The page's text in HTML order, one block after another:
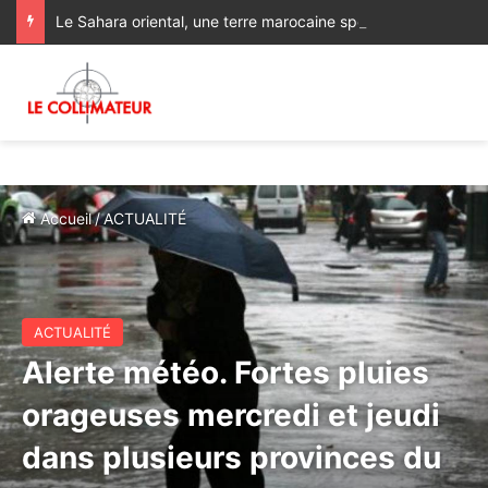
Accueil/ACTUALITÉ
ACTUALITÉ
Alerte météo. Fortes pluies
orageuses mercredi et jeudi
dans plusieurs provinces du